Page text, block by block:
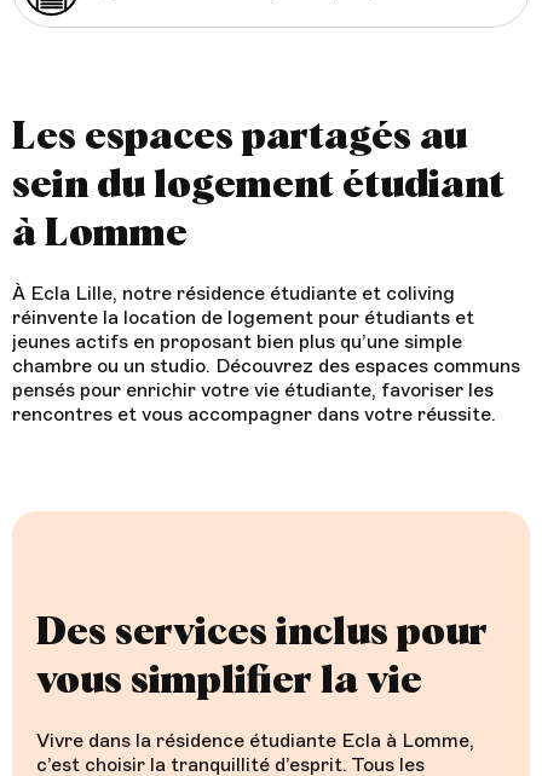
Les espaces partagés au
sein du logement étudiant
à Lomme
À Ecla Lille, notre résidence étudiante et coliving
réinvente la location de logement pour étudiants et
jeunes actifs en proposant bien plus qu’une simple
chambre ou un studio. Découvrez des espaces communs
pensés pour enrichir votre vie étudiante, favoriser les
rencontres et vous accompagner dans votre réussite.
Des services inclus pour
vous simplifier la vie
Vivre dans la résidence étudiante Ecla à Lomme,
c’est choisir la tranquillité d’esprit. Tous les